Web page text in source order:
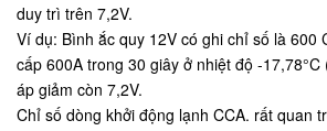
duy trì trên 7,2V.
Ví dụ: Bình ắc quy 12V có ghi chỉ số là 600
cấp 600A trong 30 giây ở nhiệt độ -
áp giảm còn 7,2V.
Chỉ số dòng khởi động lạnh CCA. rất quan